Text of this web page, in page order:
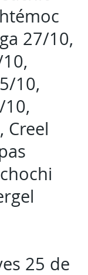
27/10,
10,
10,
Creel
25 de